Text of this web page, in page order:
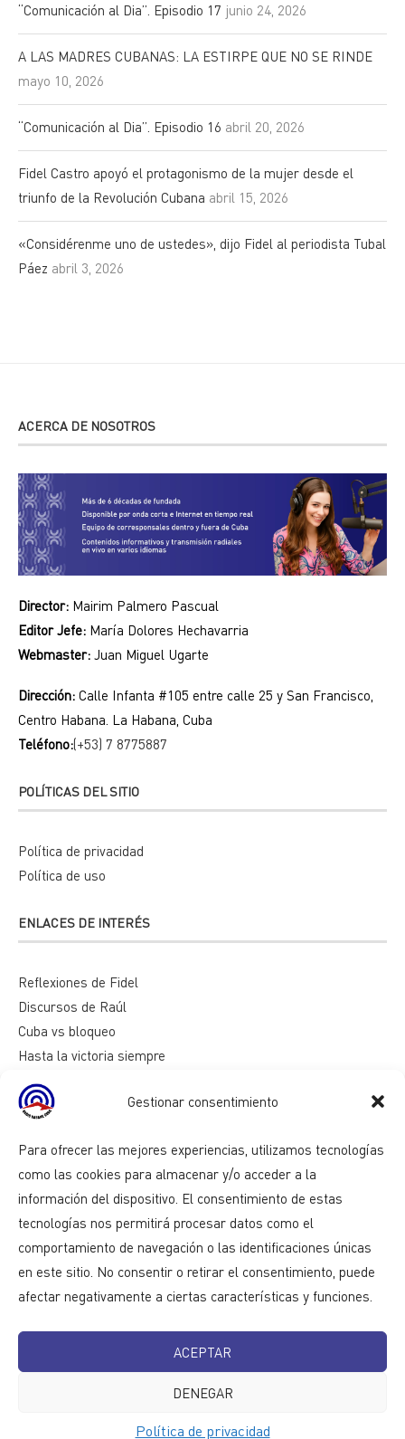
Gestionar consentimiento
Para ofrecer las mejores experiencias, utilizamos tecnologías
como las cookies para almacenar y/o acceder a la
información del dispositivo. El consentimiento de estas
tecnologías nos permitirá procesar datos como el
comportamiento de navegación o las identificaciones únicas
en este sitio. No consentir o retirar el consentimiento, puede
afectar negativamente a ciertas características y funciones.
ACEPTAR
DENEGAR
Política de privacidad
“Comunicación al Dia”. Episodio 17 junio 24, 2026
A LAS MADRES CUBANAS: LA ESTIRPE QUE NO SE RINDE
mayo 10, 2026
“Comunicación al Dia”. Episodio 16 abril 20, 2026
Fidel Castro apoyó el protagonismo de la mujer desde el
triunfo de la Revolución Cubana abril 15, 2026
«Considérenme uno de ustedes», dijo Fidel al periodista Tubal
Páez abril 3, 2026
ACERCA DE NOSOTROS
Director: Mairim Palmero Pascual
Editor Jefe: María Dolores Hechavarria
Webmaster: Juan Miguel Ugarte
Dirección: Calle Infanta #105 entre calle 25 y San Francisco,
Centro Habana. La Habana, Cuba
Teléfono:(+53) 7 8775887
POLÍTICAS DEL SITIO
Política de privacidad
Política de uso
ENLACES DE INTERÉS
Reflexiones de Fidel
Discursos de Raúl
Cuba vs bloqueo
Hasta la victoria siempre
Mesa redonda
Razones de Cuba